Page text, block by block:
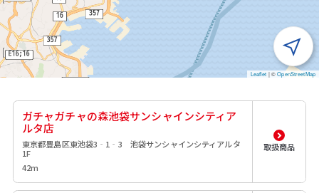
Leaflet |©OpenStreetMap
ガチャガチャの森池袋サンシャインシティア
ルタ店
東京都豊島区東池袋3‐1‐3 池袋サンシャインシティアルタ
1F
42m
取扱商品